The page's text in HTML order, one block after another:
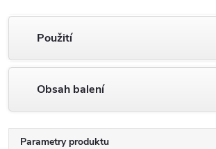
Použití
Obsah balení
Parametry produktu